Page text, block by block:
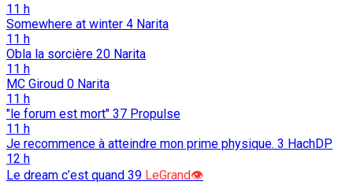
11 h
Somewhere at winter 4 Narita
11 h
Obla la sorcière 20 Narita
11 h
MC Giroud 0 Narita
11 h
"le forum est mort" 37 Propulse
11 h
Je recommence à atteindre mon prime physique. 3 HachDP
12 h
Le dream c’est quand 39 LeGrand👁️